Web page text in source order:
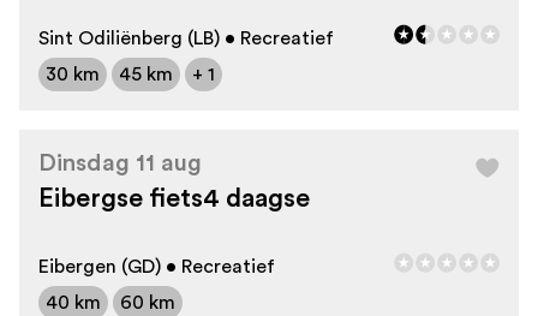
Sint Odiliënberg (LB) • Recreatief
30 km
45 km + 1
Dinsdag 11 aug
Eibergse fiets4 daagse
Eibergen (GD) • Recreatief
40 km
60 km